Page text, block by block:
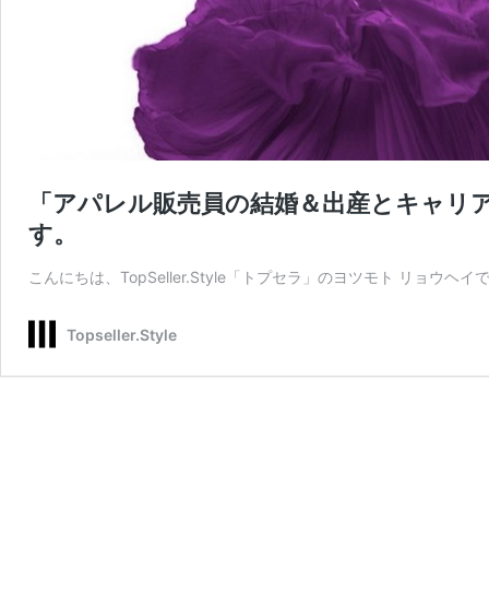
「アパレル販売員の結婚＆出産とキャ
す。
こんにちは、TopSeller.Style「トプセラ」のヨツモト リョウヘ
Topseller.Style